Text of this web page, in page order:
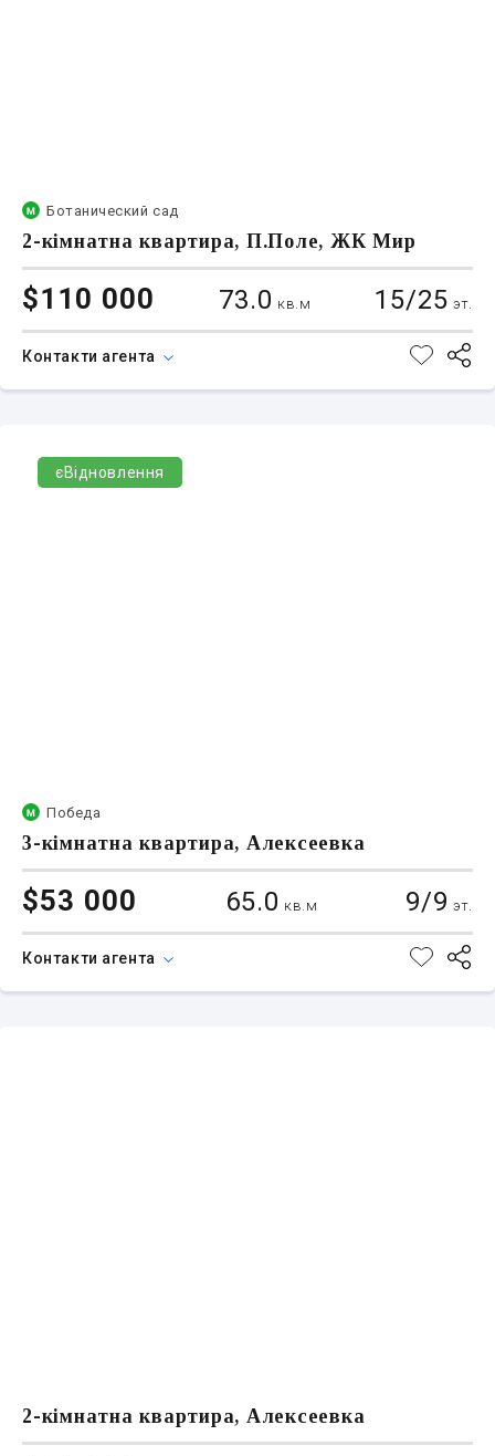
Ботанический сад
2-кімнатна квартира, П.Поле, ЖК Мир
$110 000 73.0 кв.м 15/25 эт.
Контакти агента
єВідновлення
Победа
3-кімнатна квартира, Алексеевка
$53 000 65.0 кв.м 9/9 эт.
Контакти агента
2-кімнатна квартира, Алексеевка